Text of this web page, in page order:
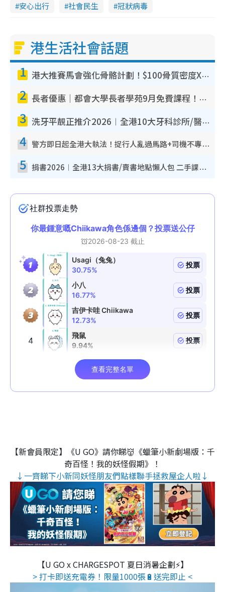
安心出行
社會民生 冠狀病毒
港生活社會話題
1 港大推賽馬會強化骨骼計劃！$100骨質密度X光檢查 完成免費運動訓練送超市禮券！附參加資格
2 長者優惠｜都會大學長者學苑9月免費課程！多媒體/微電影創作/網絡安全 附報名方法教學
3 洗牙平靚正推介2026︱全港10大牙科診所/醫院懶人包 夜診至8點/鎮靜潔牙/醫療券適用
4 警方即日起全港大執法！捉行人亂過馬路+司機不專注駕駛！亂過馬路罰$2000
5 捐書2026︱全港13大捐書/賣書地點懶人包 二手課本最高$150＋舊書換免費咖啡/戲票
【新會員限定】《U GO》請你睇👹《蠟筆小新劇場版：千
奇百怪！我的妖怪假期》！
↓一齊睇下小新同妖怪朋友們點樣聯手拯救屋企人啦↓
【U GO x CHARGESPOT 夏日消暑企劃⚡】
> 打卡即送充電券！限量1000張🔋送完即止 <